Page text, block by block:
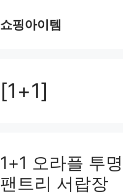
쇼핑아이템
[1+1]
1+1 오라플 투
팬트리 서랍장